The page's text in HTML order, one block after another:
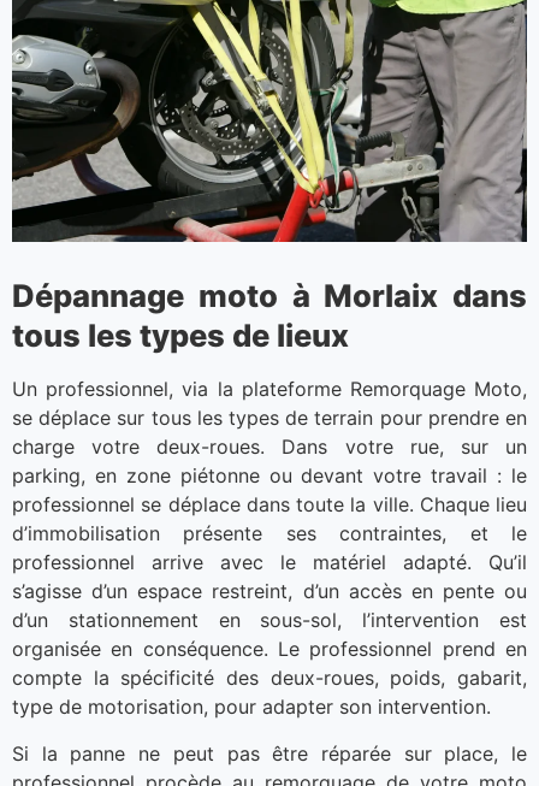
Dépannage moto à Morlaix dans
tous les types de lieux
Un professionnel, via la plateforme Remorquage Moto,
se déplace sur tous les types de terrain pour prendre en
charge votre deux-roues. Dans votre rue, sur un
parking, en zone piétonne ou devant votre travail : le
professionnel se déplace dans toute la ville. Chaque lieu
d’immobilisation présente ses contraintes, et le
professionnel arrive avec le matériel adapté. Qu’il
s’agisse d’un espace restreint, d’un accès en pente ou
d’un stationnement en sous-sol, l’intervention est
organisée en conséquence. Le professionnel prend en
compte la spécificité des deux-roues, poids, gabarit,
type de motorisation, pour adapter son intervention.
Si la panne ne peut pas être réparée sur place, le